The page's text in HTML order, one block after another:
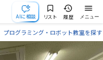
AIに相談 リスト 履歴 メニュー
プログラミング・ロボット教室を探す